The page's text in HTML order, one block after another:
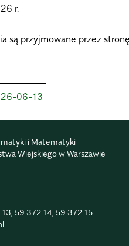
r.
są przyjmowane przez stronę
06-13
i Matematyki
Wiejskiego w Warszawie
59 372 14, 59 372 15